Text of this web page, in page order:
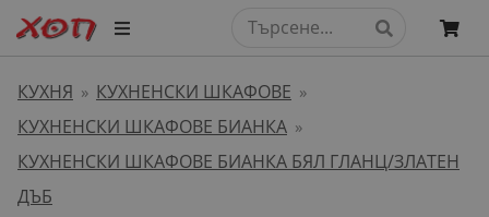
КУХНЯ » КУХНЕНСКИ ШКАФОВЕ »
КУХНЕНСКИ ШКАФОВЕ БИАНКА »
КУХНЕНСКИ ШКАФОВЕ БИАНКА БЯЛ ГЛАНЦ/ЗЛАТЕН
ДЪБ